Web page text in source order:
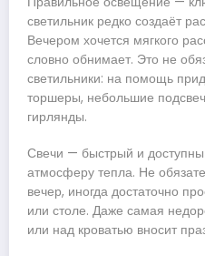
светильник редко создаёт
Вечером хочется мягкого
словно обнимает. Это не
светильники: на помощь
торшеры, небольшие
гирлянды.
Свечи — быстрый и
атмосферу тепла. Не
вечер, иногда достаточно
или столе. Даже самая
или над кроватью вносит